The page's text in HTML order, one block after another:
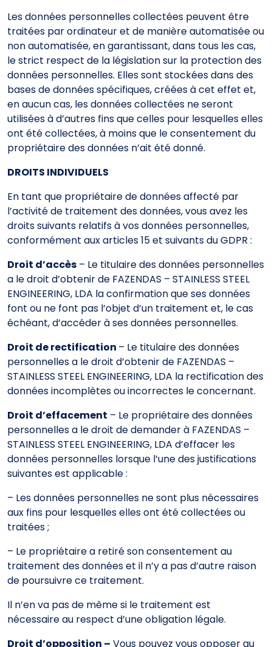
Les données personnelles collectées peuvent être
traitées par ordinateur et de manière automatisée ou
non automatisée, en garantissant, dans tous les cas,
le strict respect de la législation sur la protection des
données personnelles. Elles sont stockées dans des
bases de données spécifiques, créées à cet effet et,
en aucun cas, les données collectées ne seront
utilisées à d’autres fins que celles pour lesquelles elles
ont été collectées, à moins que le consentement du
propriétaire des données n’ait été donné.
DROITS INDIVIDUELS
En tant que propriétaire de données affecté par
l’activité de traitement des données, vous avez les
droits suivants relatifs à vos données personnelles,
conformément aux articles 15 et suivants du GDPR :
Droit d’accès – Le titulaire des données personnelles
a le droit d’obtenir de FAZENDAS – STAINLESS STEEL
ENGINEERING, LDA la confirmation que ses données
font ou ne font pas l’objet d’un traitement et, le cas
échéant, d’accéder à ses données personnelles.
Droit de rectification – Le titulaire des données
personnelles a le droit d’obtenir de FAZENDAS –
STAINLESS STEEL ENGINEERING, LDA la rectification des
données incomplètes ou incorrectes le concernant.
Droit d’effacement – Le propriétaire des données
personnelles a le droit de demander à FAZENDAS –
STAINLESS STEEL ENGINEERING, LDA d’effacer les
données personnelles lorsque l’une des justifications
suivantes est applicable :
– Les données personnelles ne sont plus nécessaires
aux fins pour lesquelles elles ont été collectées ou
traitées ;
– Le propriétaire a retiré son consentement au
traitement des données et il n’y a pas d’autre raison
de poursuivre ce traitement.
Il n’en va pas de même si le traitement est
nécessaire au respect d’une obligation légale.
Droit d’opposition – Vous pouvez vous opposer au